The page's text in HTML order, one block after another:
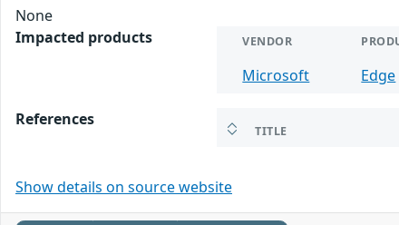
None
Impacted products
VENDOR
Microsoft Edge
References
TITLE
Show details on source website